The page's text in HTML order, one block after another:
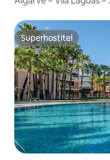
Superhostiteľ
Superhostiteľ